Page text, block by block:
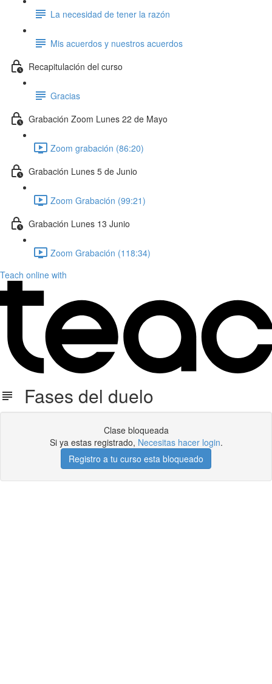
La necesidad de tener la razón
Mis acuerdos y nuestros acuerdos
Recapitulación del curso
Gracias
Grabación Zoom Lunes 22 de Mayo
Zoom grabación (86:20)
Grabación Lunes 5 de Junio
Zoom Grabación (99:21)
Grabación Lunes 13 Junio
Zoom Grabación (118:34)
Teach online with
Fases del duelo
Clase bloqueada
Si ya estas registrado, Necesitas hacer login.
Registro a tu curso esta bloqueado